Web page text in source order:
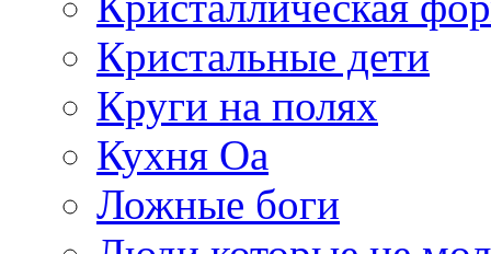
Кристальные дети
Круги на полях
Кухня Оа
Ложные боги